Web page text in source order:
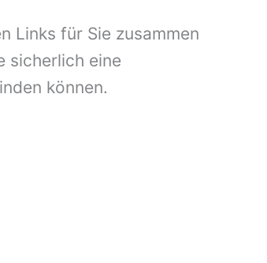
Links für Sie zusammen
sicherlich eine
können.